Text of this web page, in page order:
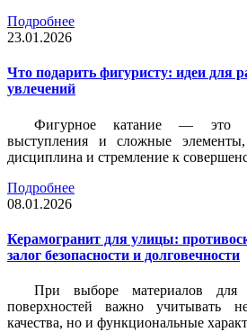
Подробнее
23.01.2026
Что подарить фигуристу: идеи для
увлечений
Фигурное катание — это
выступления и сложные
дисциплина и стремление к
Подробнее
08.01.2026
Керамогранит для улицы:
залог безопасности и долговечности
При выборе материалов для
поверхностей важно учитывать
качества, но и функциональные